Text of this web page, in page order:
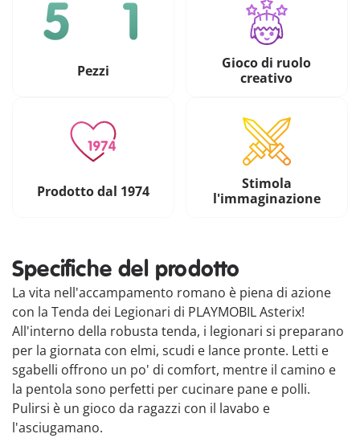
Pezzi
Gioco di ruolo
creativo
Prodotto dal 1974
Stimola
l'immaginazione
Specifiche del prodotto
La vita nell'accampamento romano è piena di azione
con la Tenda dei Legionari di PLAYMOBIL Asterix!
All'interno della robusta tenda, i legionari si preparano
per la giornata con elmi, scudi e lance pronte. Letti e
sgabelli offrono un po' di comfort, mentre il camino e
la pentola sono perfetti per cucinare pane e polli.
Pulirsi è un gioco da ragazzi con il lavabo e
l'asciugamano.